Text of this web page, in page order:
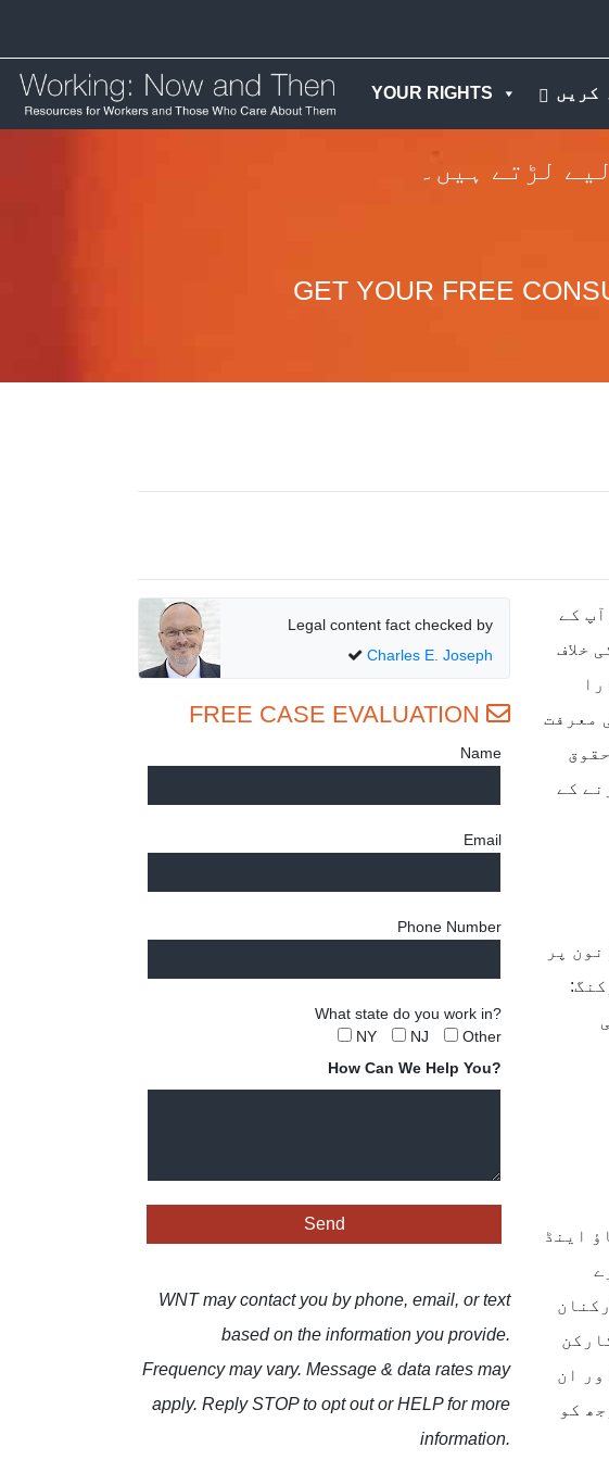
YOUR RIGHTS کریں
لڑتے ہیں۔
GET YOUR FREE
کے
خلاف
معرفت
کے
پر
اینڈ
ان
کو
Legal content fact checked by
Charles E. Joseph
FREE CASE EVALUATION
Name
Email
Phone Number
What state do you work in?
NY
NJ
Other
How Can We Help You?
WNT may contact you by phone, email, or text
based on the information you provide.
Frequency may vary. Message & data rates may
apply. Reply STOP to opt out or HELP for more
information.